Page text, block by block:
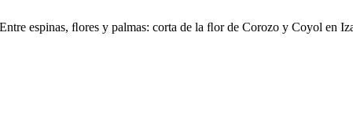
espinas, ﬂores y palmas: corta de la ﬂor de Corozo y Coyol en